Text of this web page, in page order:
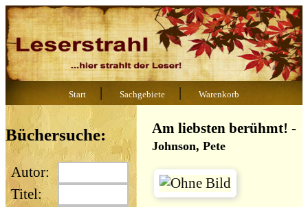
Start | Sachgebiete | Warenkorb
Büchersuche:
Autor:
Titel:
Am liebsten berühmt! -
Johnson, Pete